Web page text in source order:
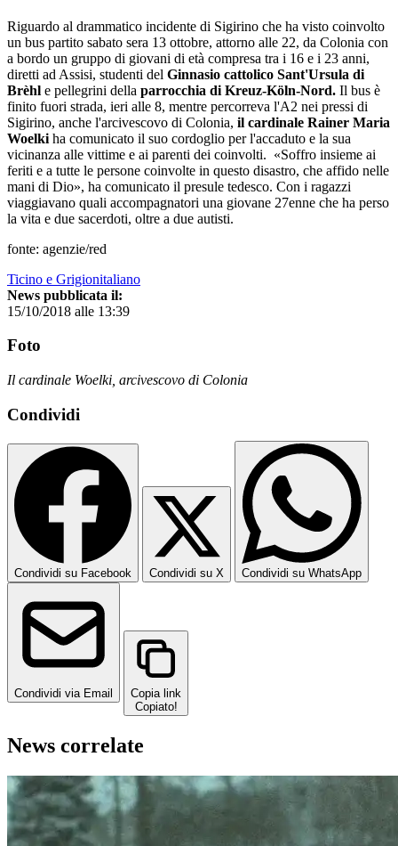
Riguardo al drammatico incidente di Sigirino che ha visto coinvolto
un bus partito sabato sera 13 ottobre, attorno alle 22, da Colonia con
a bordo un gruppo di giovani di età compresa tra i 16 e i 23 anni,
diretti ad Assisi, studenti del Ginnasio cattolico Sant'Ursula di
Brèhl e pellegrini della parrocchia di Kreuz-Köln-Nord. Il bus è
finito fuori strada, ieri alle 8, mentre percorreva l'A2 nei pressi di
Sigirino, anche l'arcivescovo di Colonia, il cardinale Rainer Maria
Woelki ha comunicato il suo cordoglio per l'accaduto e la sua
vicinanza alle vittime e ai parenti dei coinvolti. «Soffro insieme ai
feriti e a tutte le persone coinvolte in questo disastro, che affido nelle
mani di Dio», ha comunicato il presule tedesco. Con i ragazzi
viaggiavano quali accompagnatori una giovane 27enne che ha perso
la vita e due sacerdoti, oltre a due autisti.
fonte: agenzie/red
Ticino e Grigionitaliano
News pubblicata il:
15/10/2018 alle 13:39
Foto
Il cardinale Woelki, arcivescovo di Colonia
Condividi
Condividi su Facebook Condividi su X Condividi su WhatsApp
Condividi via Email
Copia link
Copiato!
News correlate